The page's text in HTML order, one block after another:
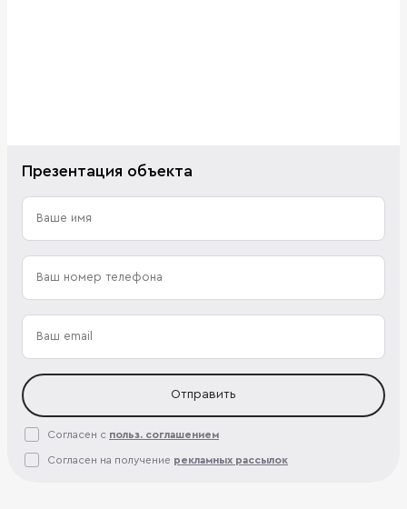
Презентация объекта
Отправить
Согласен с польз. соглашением
Согласен на получение рекламных рассылок